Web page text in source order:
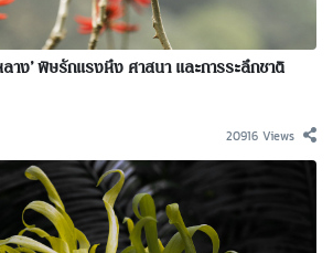
ลาง’ พิษรักแรงหึง ศาสนา และการระลึกชาติ
20916 Views